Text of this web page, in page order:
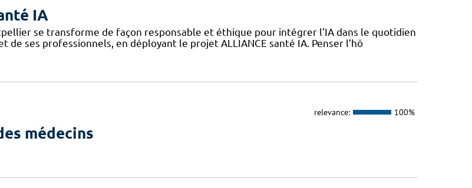
IA
se transforme de façon responsable et éthique pour intégrer l’IA dans le quotidien
de ses professionnels, en déployant le projet ALLIANCE santé IA. Penser l’hô
relevance: 100%
médecins